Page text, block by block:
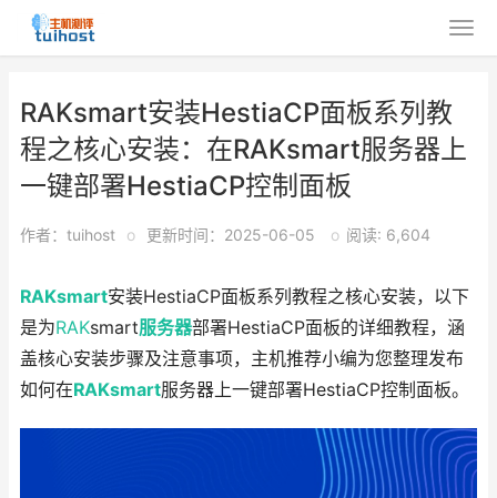
RAKsmart安装HestiaCP面板系列教
程之核心安装：在RAKsmart服务器上
一键部署HestiaCP控制面板
作者：tuihost o 更新时间：2025-06-05 o 阅读: 6,604
RAKsmart安装HestiaCP面板系列教程之核心安装，以下
是为RAKsmart服务器部署HestiaCP面板的详细教程，涵
盖核心安装步骤及注意事项，主机推荐小编为您整理发布
如何在RAKsmart服务器上一键部署HestiaCP控制面板。